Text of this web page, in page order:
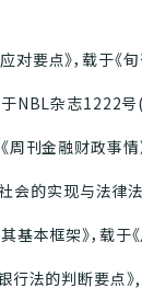
要点》，载于《
NBL杂志1222号
刊金融财政事情
的实现与法律
基本框架》，载于
法的判断要点